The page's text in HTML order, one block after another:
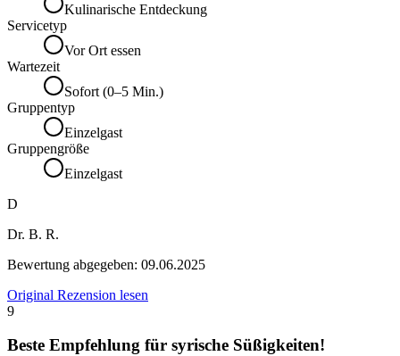
Kulinarische Entdeckung
Servicetyp
Vor Ort essen
Wartezeit
Sofort (0–5 Min.)
Gruppentyp
Einzelgast
Gruppengröße
Einzelgast
D
Dr. B. R.
Bewertung abgegeben: 09.06.2025
Original Rezension lesen
9
Beste Empfehlung für syrische Süßigkeiten!